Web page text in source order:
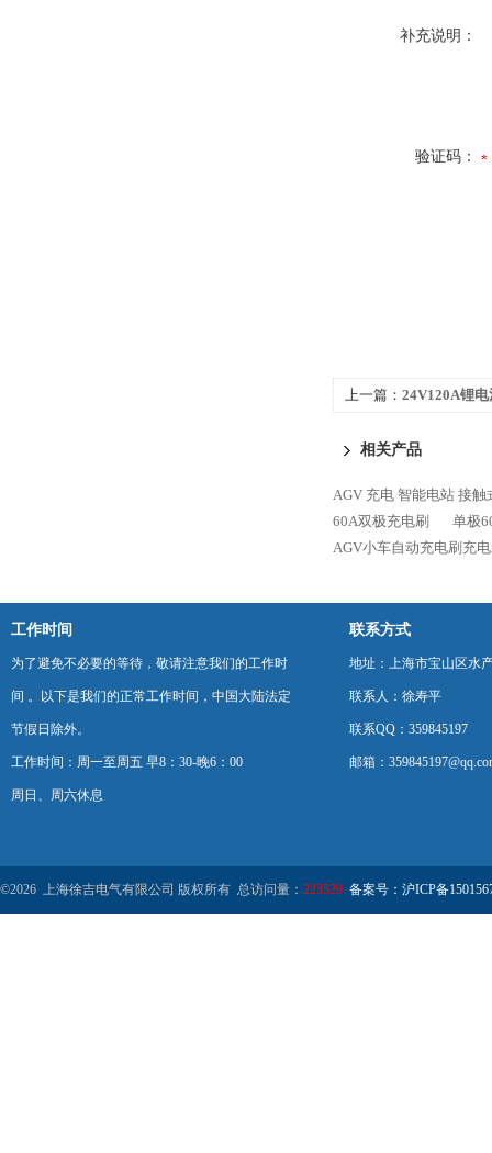
补充说明：
验证码：
上一篇： 24V120A锂
相关产品
AGV 充电 智能电站 接触
60A双极充电刷
单极
AGV小车自动充电刷充
工作时间
为了避免不必要的等待，敬请注意我们的工作时
间 。以下是我们的正常工作时间，中国大陆法定
节假日除外。
工作时间：周一至周五 早8：30-晚6：00
周日、周六休息
联系方式
地址：上海市宝山区水
联系人：徐寿平
联系QQ：359845197
邮箱：
©2026 上海徐吉电气有限公司 版权所有 总访问量： 223529 备案号：沪ICP备